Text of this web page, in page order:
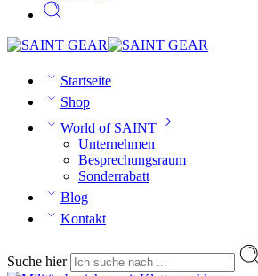
Startseite
Shop
World of SAINT
Unternehmen
Besprechungsraum
Sonderrabatt
Blog
Kontakt
Suche hier